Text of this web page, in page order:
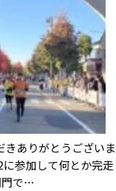
ありがとうございま
参加して何とか完走
門で…